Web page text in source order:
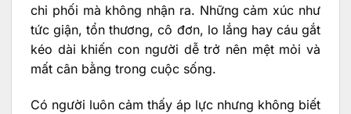
chi phối mà không nhận ra. Những cảm xúc như
tức giận, tổn thương, cô đơn, lo lắng hay cáu gắt
kéo dài khiến con người dễ trở nên mệt mỏi và
mất cân bằng trong cuộc sống.
Có người luôn cảm thấy áp lực nhưng không biết